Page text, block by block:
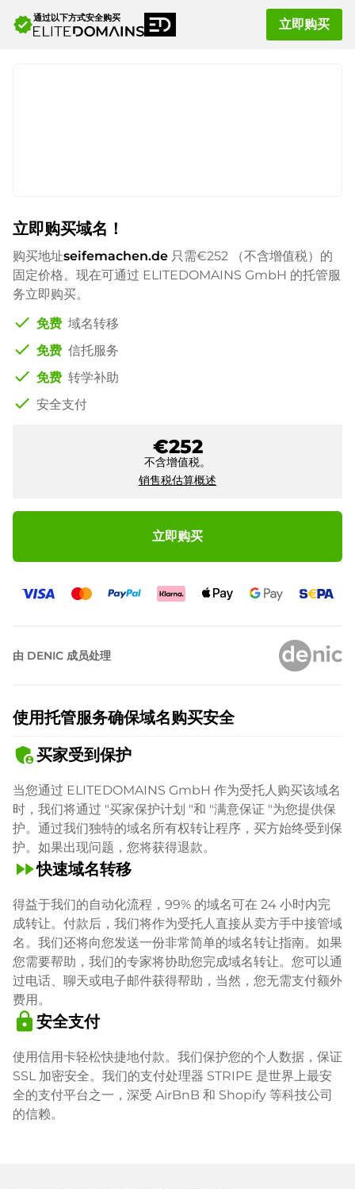
verified通过以下方式安全购买 立即购买
立即购买域名！
购买地址seifemachen.de 只需€252
（不含增值税）的
固定价格。现在可通过 ELITEDOMAINS GmbH 的托管服
务立即购买。
check 免费 域名转移
check 免费 信托服务
check 免费 转学补助
check 安全支付
€252
不含增值税。
销售税估算概述
立即购买
由 DENIC 成员处理
使用托管服务确保域名购买安全
admin_panel_settings买家受到保护
当您通过 ELITEDOMAINS GmbH 作为受托人购买该域名
时，我们将通过 "买家保护计划 "和 "满意保证 "为您提供保
护。通过我们独特的域名所有权转让程序，买方始终受到保
护。如果出现问题，您将获得退款。
fast_forward快速域名转移
得益于我们的自动化流程，99% 的域名可在 24 小时内完
成转让。付款后，我们将作为受托人直接从卖方手中接管域
名。我们还将向您发送一份非常简单的域名转让指南。如果
您需要帮助，我们的专家将协助您完成域名转让。您可以通
过电话、聊天或电子邮件获得帮助，当然，您无需支付额外
费用。
lock安全支付
使用信用卡轻松快捷地付款。我们保护您的个人数据，保证
SSL 加密安全。我们的支付处理器 STRIPE 是世界上最安
全的支付平台之一，深受 AirBnB 和 Shopify 等科技公司
的信赖。